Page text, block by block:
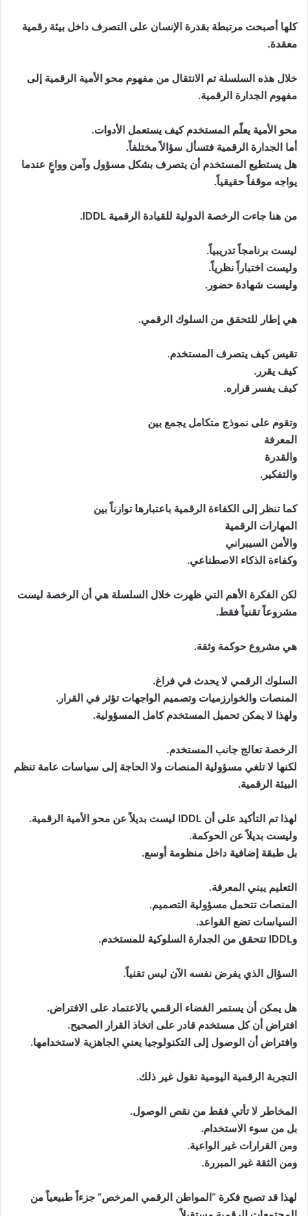
كلها أصبحت مرتبطة بقدرة الإنسان على التصرف داخل بيئة رقمية
معقدة.
خلال هذه السلسلة تم الانتقال من مفهوم محو الأمية الرقمية إلى
مفهوم الجدارة الرقمية.
محو الأمية يعلّم المستخدم كيف يستعمل الأدوات.
أما الجدارة الرقمية فتسأل سؤالاً مختلفاً.
هل يستطيع المستخدم أن يتصرف بشكل مسؤول وآمن وواعٍ عندما
يواجه موقفاً حقيقياً.
من هنا جاءت الرخصة الدولية للقيادة الرقمية IDDL.
ليست برنامجاً تدريبياً.
وليست اختباراً نظرياً.
وليست شهادة حضور.
هي إطار للتحقق من السلوك الرقمي.
تقيس كيف يتصرف المستخدم.
كيف يقرر.
كيف يفسر قراره.
وتقوم على نموذج متكامل يجمع بين
المعرفة
والقدرة
والتفكير.
كما تنظر إلى الكفاءة الرقمية باعتبارها توازناً بين
المهارات الرقمية
والأمن السيبراني
وكفاءة الذكاء الاصطناعي.
لكن الفكرة الأهم التي ظهرت خلال السلسلة هي أن الرخصة ليست
مشروعاً تقنياً فقط.
هي مشروع حوكمة وثقة.
السلوك الرقمي لا يحدث في فراغ.
المنصات والخوارزميات وتصميم الواجهات تؤثر في القرار.
ولهذا لا يمكن تحميل المستخدم كامل المسؤولية.
الرخصة تعالج جانب المستخدم.
لكنها لا تلغي مسؤولية المنصات ولا الحاجة إلى سياسات عامة تنظم
البيئة الرقمية.
لهذا تم التأكيد على أن IDDL ليست بديلاً عن محو الأمية الرقمية.
وليست بديلاً عن الحوكمة.
بل طبقة إضافية داخل منظومة أوسع.
التعليم يبني المعرفة.
المنصات تتحمل مسؤولية التصميم.
السياسات تضع القواعد.
وIDDL تتحقق من الجدارة السلوكية للمستخدم.
السؤال الذي يفرض نفسه الآن ليس تقنياً.
هل يمكن أن يستمر الفضاء الرقمي بالاعتماد على الافتراض.
افتراض أن كل مستخدم قادر على اتخاذ القرار الصحيح.
وافتراض أن الوصول إلى التكنولوجيا يعني الجاهزية لاستخدامها.
التجربة الرقمية اليومية تقول غير ذلك.
المخاطر لا تأتي فقط من نقص الوصول.
بل من سوء الاستخدام.
ومن القرارات غير الواعية.
ومن الثقة غير المبررة.
لهذا قد تصبح فكرة “المواطن الرقمي المرخص” جزءاً طبيعياً من